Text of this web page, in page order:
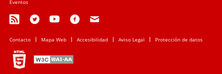
Eventos
Contacto Mapa Web Accesibilidad Aviso Legal Protección de datos